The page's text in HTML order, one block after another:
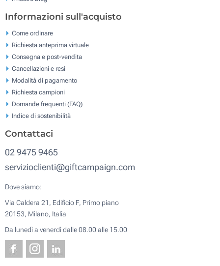
Informazioni sull'acquisto
Come ordinare
Richiesta anteprima virtuale
Consegna e post-vendita
Cancellazioni e resi
Modalità di pagamento
Richiesta campioni
Domande frequenti (FAQ)
Indice di sostenibilità
Contattaci
02 9475 9465
servizioclienti@giftcampaign.com
Dove siamo:
Via Caldera 21, Edificio F, Primo piano
20153, Milano, Italia
Da lunedì a venerdì dalle 08.00 alle 15.00